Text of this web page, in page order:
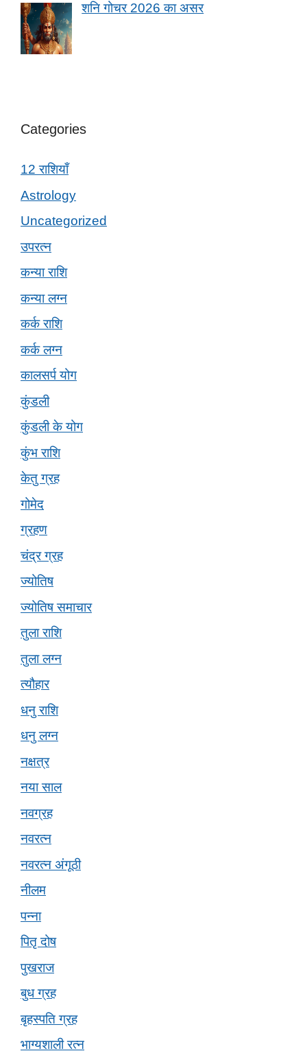
शनि गोचर 2026 का असर
Categories
12 राशियाँ
Astrology
Uncategorized
उपरत्न
कन्या राशि
कन्या लग्न
कर्क राशि
कर्क लग्न
कालसर्प योग
कुंडली
कुंडली के योग
कुंभ राशि
केतु ग्रह
गोमेद
ग्रहण
चंद्र ग्रह
ज्योतिष
ज्योतिष समाचार
तुला राशि
तुला लग्न
त्यौहार
धनु राशि
धनु लग्न
नक्षत्र
नया साल
नवग्रह
नवरत्न
नवरत्न अंगूठी
नीलम
पन्ना
पितृ दोष
पुखराज
बुध ग्रह
बृहस्पति ग्रह
भाग्यशाली रत्न